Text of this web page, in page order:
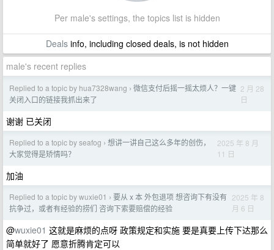
Per male's settings, the topics list is hidden
Dealsinfo, including closed deals, is not hidden
male's recent replies
Replied to a topic by hua7328wang › 微信支付后摇一摇太烦人？一键
关闭入口的链接我抓出来了
2 月 28
日
谢谢 已关闭
Replied to a topic by seafog › 想讲一讲自己这么多年的创伤，
大家觉得是矫情吗？
2025 年 8 月
11 日
加油
Replied to a topic by wuxie01 › 要从 x 本 外包退项 想咨询下有没有
抗争过，或者有经验的捞们 咨询下索要赔偿的经验
2025 年 8
月 6 日
@wuxie01 这就是麻烦的点呀 政策规定和实施 要是真要上传下达那么
简单就好了 愿意折腾肯定可以